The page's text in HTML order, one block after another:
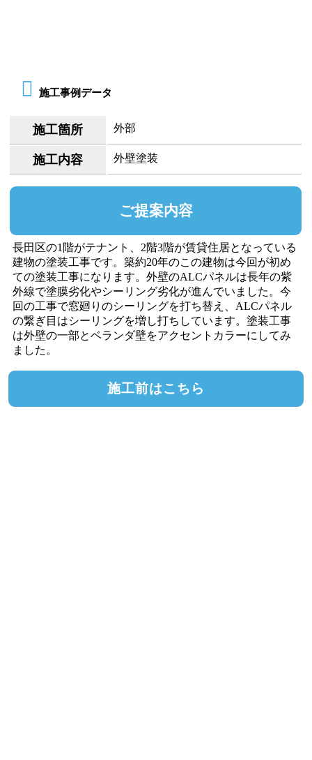
施工事例データ
施工箇所 外部
施工内容 外壁塗装
ご提案内容
長田区の1階がテナント、2階3階が賃貸住居となっている
建物の塗装工事です。築約20年のこの建物は今回が初め
ての塗装工事になります。外壁のALCパネルは長年の紫
外線で塗膜劣化やシーリング劣化が進んでいました。今
回の工事で窓廻りのシーリングを打ち替え、ALCパネル
の繋ぎ目はシーリングを増し打ちしています。塗装工事
は外壁の一部とベランダ壁をアクセントカラーにしてみ
ました。
施工前はこちら